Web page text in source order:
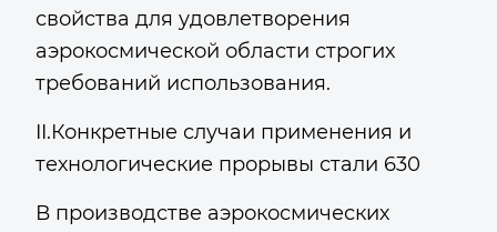
свойства для удовлетворения
аэрокосмической области строгих
требований использования.
II.Конкретные случаи применения и
технологические прорывы стали 630
В производстве аэрокосмических